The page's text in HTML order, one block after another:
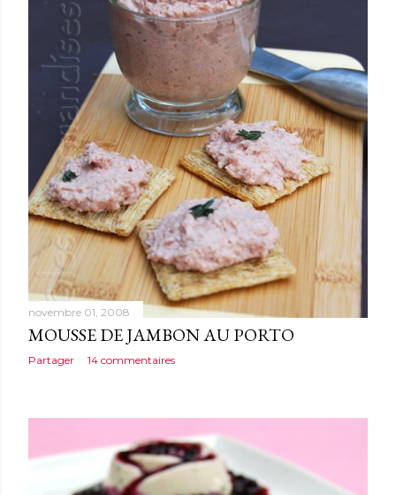
novembre 01, 2008
MOUSSE DE JAMBON AU PORTO
Partager 14 commentaires